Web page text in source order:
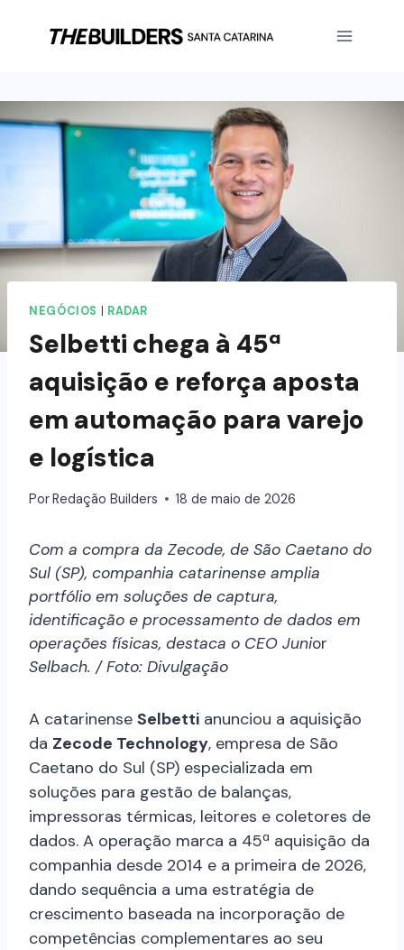
NEGÓCIOS RADAR
Selbetti chega à 45ª
aquisição e reforça aposta
em automação para varejo
e logística
PorRedação Builders 18 de maio de 2026
Com a compra da Zecode, de São Caetano do
Sul (SP), companhia catarinense amplia
portfólio em soluções de captura,
identificação e processamento de dados em
operações físicas, destaca o CEO Junior
Selbach. / Foto: Divulgação
A catarinense Selbetti anunciou a aquisição
da Zecode Technology, empresa de São
Caetano do Sul (SP) especializada em
soluções para gestão de balanças,
impressoras térmicas, leitores e coletores de
dados. A operação marca a 45ª aquisição da
companhia desde 2014 e a primeira de 2026,
dando sequência a uma estratégia de
crescimento baseada na incorporação de
competências complementares ao seu